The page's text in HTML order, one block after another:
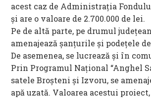
acest caz de Administrația
și are o valoare de 2.700.000 de lei.
Pe de altă parte, pe drumul
amenajează șanțurile și podețele
De asemenea, se lucrează și în
Prin Programul Național “Anghel
satele Broșteni și Izvoru, se
apă uzată. Valoarea acestui